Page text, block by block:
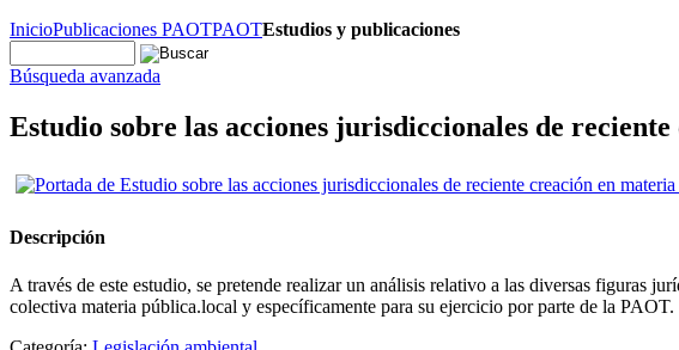
InicioPublicaciones PAOTPAOTEstudios y publicaciones
Búsqueda avanzada
Estudio sobre las acciones jurisdiccionales de
Descripción
A través de este estudio, se pretende realizar un análisis relativo a las diversas figuras
colectiva materia pública.local y específicamente para su ejercicio por parte de la PAOT.